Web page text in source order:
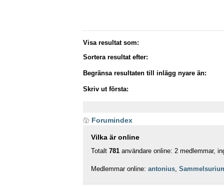
Visa resultat som:
Sortera resultat efter:
Begränsa resultaten till inlägg nyare än:
Skriv ut första:
Forumindex
Vilka är online
Totalt 781 användare online: 2 medlemmar,
Medlemmar online: antonius